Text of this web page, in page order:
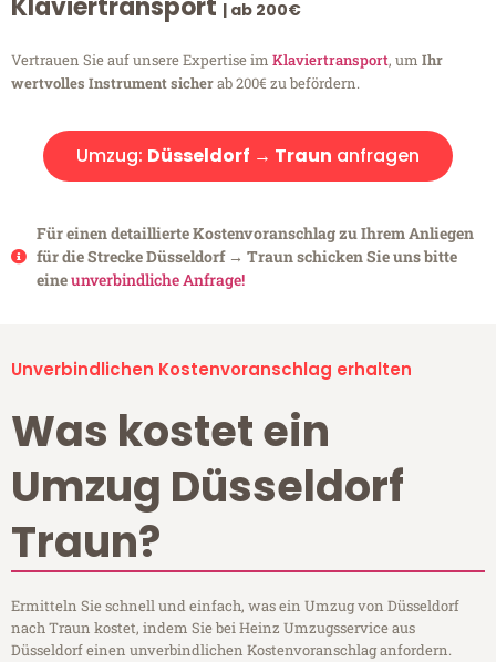
Klaviertransport | ab 200€
Vertrauen Sie auf unsere Expertise im Klaviertransport, um Ihr
wertvolles Instrument sicherab 200€ zu befördern.
Umzug: Düsseldorf → Traun anfragen
Für einen detaillierte Kostenvoranschlag zu Ihrem Anliegen
für die Strecke Düsseldorf → Traun schicken Sie uns bitte
eineunverbindliche Anfrage!
Unverbindlichen Kostenvoranschlag erhalten
Was kostet ein
Umzug Düsseldorf
Traun?
Ermitteln Sie schnell und einfach, was ein Umzug von Düsseldorf
nach Traun kostet, indem Sie bei Heinz Umzugsservice aus
Düsseldorf einen unverbindlichen Kostenvoranschlag anfordern.